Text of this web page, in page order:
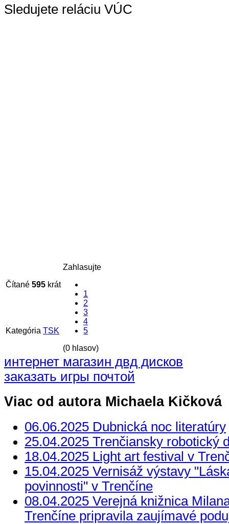
Sledujete reláciu VÚC
Čítané 595 krát
Zahlasujte
1
2
3
4
5
(0 hlasov)
Kategória TSK
интернет магазин двд дисков
заказать игры почтой
Viac od autora Michaela Kičková
06.06.2025 Dubnická noc literatúry
25.04.2025 Trenčiansky robotický
18.04.2025 Light art festival v
15.04.2025 Vernisáž výstavy
povinnosti" v Trenčíne
08.04.2025 Verejná knižnica
Trenčíne pripravila zaujímavé